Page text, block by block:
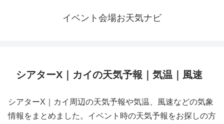
イベント会場お天気ナビ
シアターX｜カイの天気予報｜気温｜風速
シアターX｜カイ周辺の天気予報や気温、風速などの気象
情報をまとめました。イベント時の天気予報をお探しの方